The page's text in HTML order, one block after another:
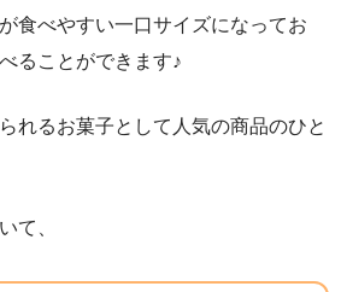
食べやすい一口サイズになってお
ることができます♪
れるお菓子として人気の商品のひと
て、